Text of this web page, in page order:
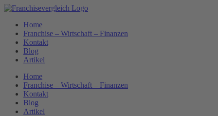
Zum
springenHome
Franchise – Wirtschaft – Finanzen
Kontakt
Blog
Artikel
Home
Franchise – Wirtschaft – Finanzen
Kontakt
Blog
Artikel